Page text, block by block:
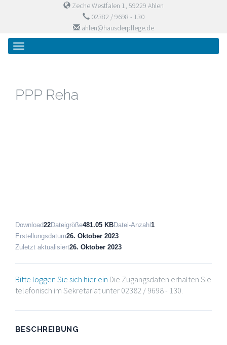
Zeche Westfalen 1, 59229 Ahlen
02382 / 9698 - 130
ahlen@hausderpflege.de
Primary
Menu
Skip
Haus der Pflege
PPP Reha
Download22Dateigröße481.05 KBDatei-Anzahl 1
Erstellungsdatum26. Oktober 2023
Zuletzt aktualisiert26. Oktober 2023
Bitte loggen Sie sich hier ein Die Zugangsdaten erhalten Sie
telefonisch im Sekretariat unter 02382 / 9698 - 130.
BESCHREIBUNG